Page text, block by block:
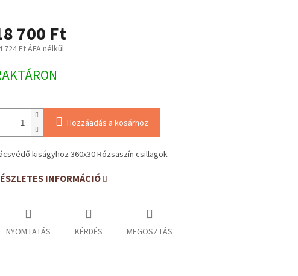
700 Ft
724 Ft ÁFA nélkül
Hozzáadás a kosárhoz
kiságyhoz 360x30 Rózsaszín csillagok
INFORMÁCIÓ
NYOMTATÁS KÉRDÉS MEGOSZTÁS